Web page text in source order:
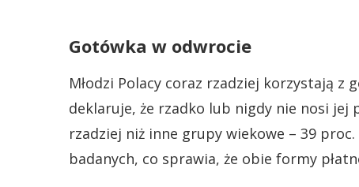
Gotówka w odwrocie
Młodzi Polacy coraz rzadziej korzystają z
deklaruje, że rzadko lub nigdy nie nosi jej
rzadziej niż inne grupy wiekowe – 39
badanych, co sprawia, że obie formy